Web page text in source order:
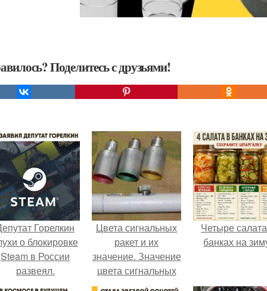
Поделитесь с друзьями!
Горелкин
о блокировке
Steam в России
развеял.
Цвета сигнальных
ракет и их
значение. Значение
цвета сигнальных
патронов и ракет,
Четыре
банках на